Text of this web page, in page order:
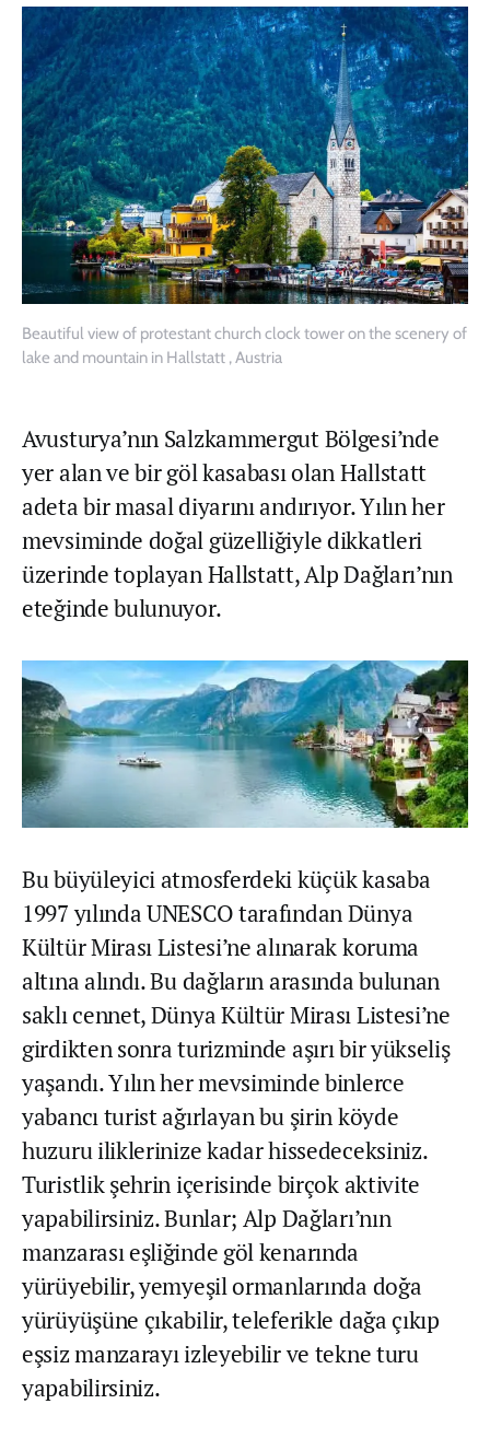
Beautiful view of protestant church clock tower on the scenery of
lake and mountain in Hallstatt , Austria
Avusturya’nın Salzkammergut Bölgesi’nde
yer alan ve bir göl kasabası olan Hallstatt
adeta bir masal diyarını andırıyor. Yılın her
mevsiminde doğal güzelliğiyle dikkatleri
üzerinde toplayan Hallstatt, Alp Dağları’nın
eteğinde bulunuyor.
Bu büyüleyici atmosferdeki küçük kasaba
1997 yılında UNESCO tarafından Dünya
Kültür Mirası Listesi’ne alınarak koruma
altına alındı. Bu dağların arasında bulunan
saklı cennet, Dünya Kültür Mirası Listesi’ne
girdikten sonra turizminde aşırı bir yükseliş
yaşandı. Yılın her mevsiminde binlerce
yabancı turist ağırlayan bu şirin köyde
huzuru iliklerinize kadar hissedeceksiniz.
Turistlik şehrin içerisinde birçok aktivite
yapabilirsiniz. Bunlar; Alp Dağları’nın
manzarası eşliğinde göl kenarında
yürüyebilir, yemyeşil ormanlarında doğa
yürüyüşüne çıkabilir, teleferikle dağa çıkıp
eşsiz manzarayı izleyebilir ve tekne turu
yapabilirsiniz.